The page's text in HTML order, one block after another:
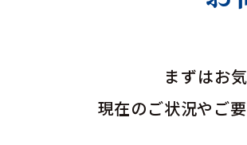
まずはお
現在のご状況やご